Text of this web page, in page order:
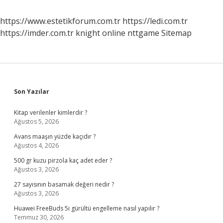
https://www.estetikforum.com.tr https://ledi.com.tr
https://imder.com.tr knight online nttgame Sitemap
Sidebar
Son Yazılar
Kitap verilenler kimlerdir ?
Ağustos 5, 2026
Avans maaşın yüzde kaçıdır ?
Ağustos 4, 2026
500 gr kuzu pirzola kaç adet eder ?
Ağustos 3, 2026
27 sayısının basamak değeri nedir ?
Ağustos 3, 2026
Huawei FreeBuds 5i gürültü engelleme nasıl yapılır ?
Temmuz 30, 2026